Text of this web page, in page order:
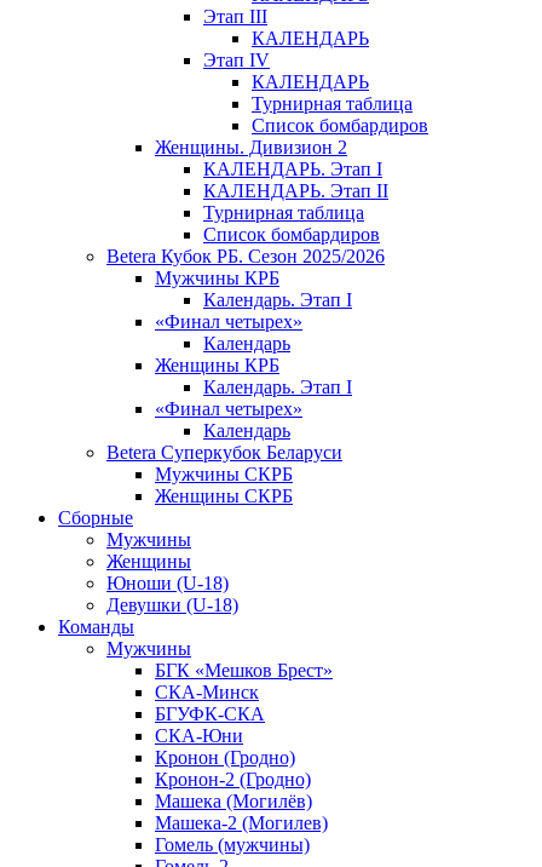
Этап III
КАЛЕНДАРЬ
Этап IV
КАЛЕНДАРЬ
Турнирная таблица
Список бомбардиров
Женщины. Дивизион 2
КАЛЕНДАРЬ. Этап I
КАЛЕНДАРЬ. Этап II
Турнирная таблица
Список бомбардиров
Betera Кубок РБ. Сезон 2025/2026
Мужчины КРБ
Календарь. Этап I
«Финал четырех»
Календарь
Женщины КРБ
Календарь. Этап I
«Финал четырех»
Календарь
Betera Суперкубок Беларуси
Мужчины СКРБ
Женщины СКРБ
Сборные
Мужчины
Женщины
Юноши (U-18)
Девушки (U-18)
Команды
Мужчины
БГК «Мешков Брест»
СКА-Минск
БГУФК-СКА
СКА-Юни
Кронон (Гродно)
Кронон-2 (Гродно)
Машека (Могилёв)
Машека-2 (Могилев)
Гомель (мужчины)